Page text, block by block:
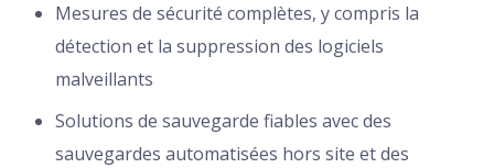
Mesures de sécurité complètes, y compris la
détection et la suppression des logiciels
malveillants
Solutions de sauvegarde fiables avec des
sauvegardes automatisées hors site et des